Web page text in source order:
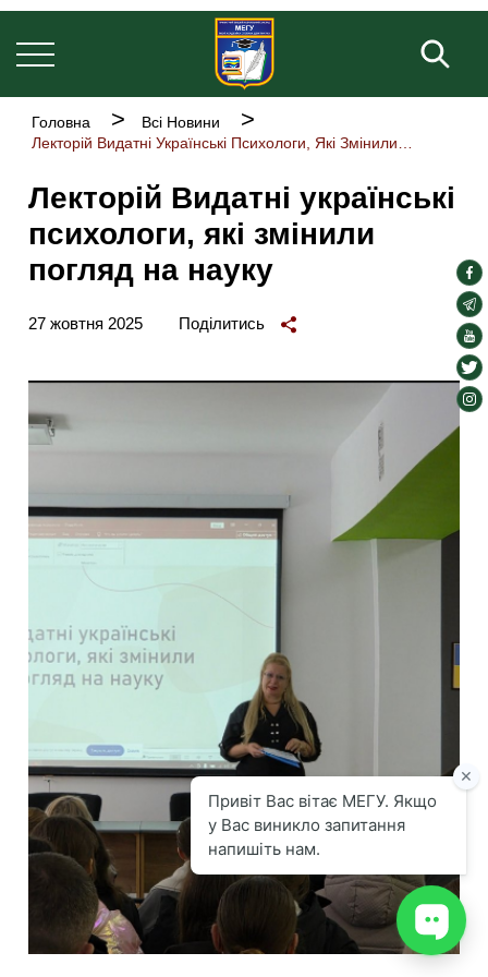
Перейти
до
основного
вмісту
Основна
Рядок
навіґації
Головна
Всі Новини
Лекторій Видатні українські
психологи, які змінили
погляд на науку
27 жовтня 2025 Поділитись